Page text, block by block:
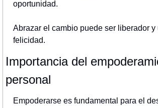
oportunidad.
Abrazar el cambio puede ser liberador y
felicidad.
Importancia del
personal
Empoderarse es fundamental para el